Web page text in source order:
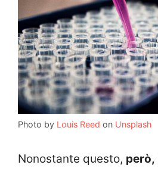
Photo by Louis Reed on Unsplash
Nonostante questo, però,